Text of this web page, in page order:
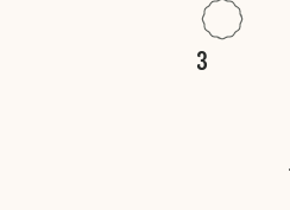
3